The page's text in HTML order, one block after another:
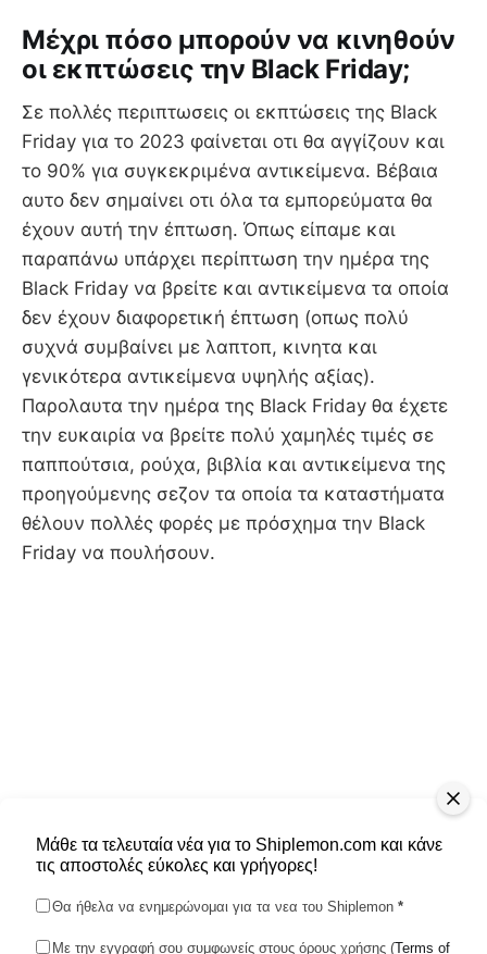
Μέχρι πόσο μπορούν να κινηθούν
οι εκπτώσεις την Black Friday;
Σε πολλές περιπτωσεις οι εκπτώσεις της Black
Friday για το 2023 φαίνεται οτι θα αγγίζουν και
το 90% για συγκεκριμένα αντικείμενα. Βέβαια
αυτο δεν σημαίνει οτι όλα τα εμπορεύματα θα
έχουν αυτή την έπτωση. Όπως είπαμε και
παραπάνω υπάρχει περίπτωση την ημέρα της
Black Friday να βρείτε και αντικείμενα τα οποία
δεν έχουν διαφορετική έπτωση (οπως πολύ
συχνά συμβαίνει με λαπτοπ, κινητα και
γενικότερα αντικείμενα υψηλής αξίας).
Παρολαυτα την ημέρα της Black Friday θα έχετε
την ευκαιρία να βρείτε πολύ χαμηλές τιμές σε
παππούτσια, ρούχα, βιβλία και αντικείμενα της
προηγούμενης σεζον τα οποία τα καταστήματα
θέλουν πολλές φορές με πρόσχημα την Black
Friday να πουλήσουν.
Μάθε τα τελευταία νέα για το Shiplemon.com και κάνε
τις αποστολές εύκολες και γρήγορες!
Θα ήθελα να ενημερώνομαι για τα νεα του Shiplemon *
Με την εγγραφή σου συμφωνείς στους όρους χρήσης (Terms of